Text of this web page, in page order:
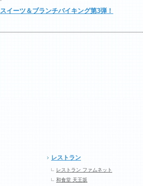
スイーツ＆ブランチバイキング第3弾！
レストラン
レストラン ファムネット
和食堂 天王坂